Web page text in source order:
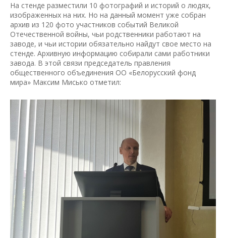
На стенде разместили 10 фотографий и историй о людях,
изображенных на них. Но на данный момент уже собран
архив из 120 фото участников событий Великой
Отечественной войны, чьи родственники работают на
заводе, и чьи истории обязательно найдут свое место на
стенде. Архивную информацию собирали сами работники
завода. В этой связи председатель правления
общественного объединения ОО «Белорусский фонд
мира» Максим Мисько отметил: